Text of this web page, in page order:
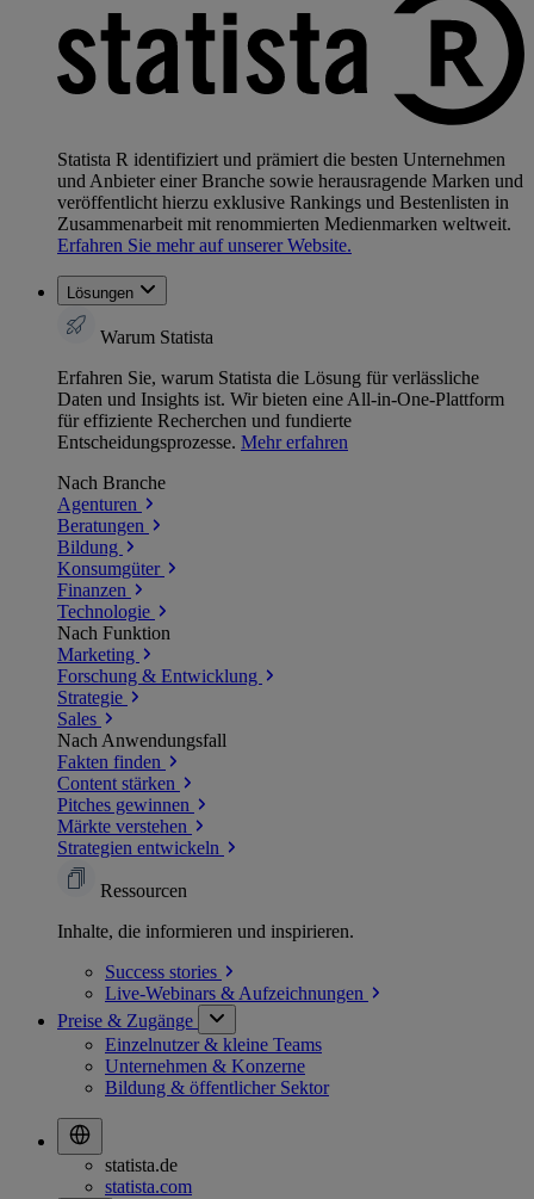
Statista R identifiziert und prämiert die besten Unternehmen
und Anbieter einer Branche sowie herausragende Marken und
veröffentlicht hierzu exklusive Rankings und Bestenlisten in
Zusammenarbeit mit renommierten Medienmarken weltweit.
Erfahren Sie mehr auf unserer Website.
Lösungen
Warum Statista
Erfahren Sie, warum Statista die Lösung für verlässliche
Daten und Insights ist. Wir bieten eine All-in-One-Plattform
für effiziente Recherchen und fundierte
Entscheidungsprozesse. Mehr erfahren
Nach Branche
Agenturen
Beratungen
Bildung
Konsumgüter
Finanzen
Technologie
Nach Funktion
Marketing
Forschung & Entwicklung
Strategie
Sales
Nach Anwendungsfall
Fakten finden
Content stärken
Pitches gewinnen
Märkte verstehen
Strategien entwickeln
Ressourcen
Inhalte, die informieren und inspirieren.
Success stories
Live-Webinars & Aufzeichnungen
Preise & Zugänge
Einzelnutzer & kleine Teams
Unternehmen & Konzerne
Bildung & öffentlicher Sektor
statista.de
statista.com